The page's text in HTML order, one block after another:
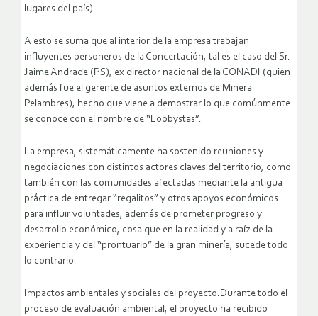
lugares del país).
A esto se suma que al interior de la empresa trabajan
influyentes personeros de la Concertación, tal es el caso del Sr.
Jaime Andrade (PS), ex director nacional de la CONADI (quien
además fue el gerente de asuntos externos de Minera
Pelambres), hecho que viene a demostrar lo que comúnmente
se conoce con el nombre de “Lobbystas”.
La empresa, sistemáticamente ha sostenido reuniones y
negociaciones con distintos actores claves del territorio, como
también con las comunidades afectadas mediante la antigua
práctica de entregar “regalitos” y otros apoyos económicos
para influir voluntades, además de prometer progreso y
desarrollo económico, cosa que en la realidad y a raíz de la
experiencia y del “prontuario” de la gran minería, sucede todo
lo contrario.
Impactos ambientales y sociales del proyecto.Durante todo el
proceso de evaluación ambiental, el proyecto ha recibido